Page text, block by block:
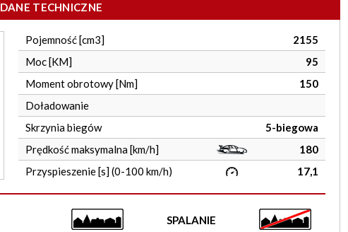
DANE TECHNICZNE
Pojemność [cm3]
2155
Moc [KM]
95
Moment obrotowy [Nm]
150
Doładowanie
Skrzynia biegów
5-biegowa
Prędkość maksymalna [km/h]
180
Przyspieszenie [s] (0-100 km/h)
17,1
SPALANIE